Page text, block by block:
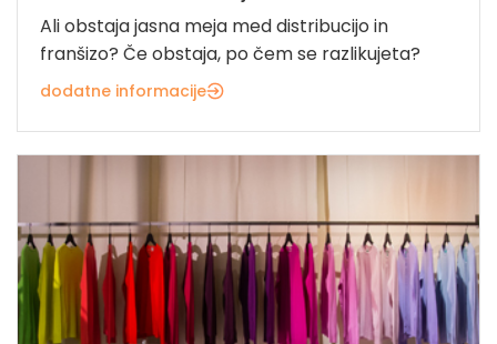
Ali obstaja jasna meja med distribucijo in
franšizo? Če obstaja, po čem se razlikujeta?
dodatne informacije